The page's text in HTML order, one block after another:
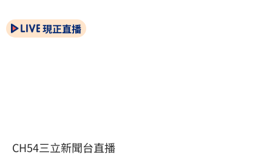
現正直播
CH54三立新聞台直播